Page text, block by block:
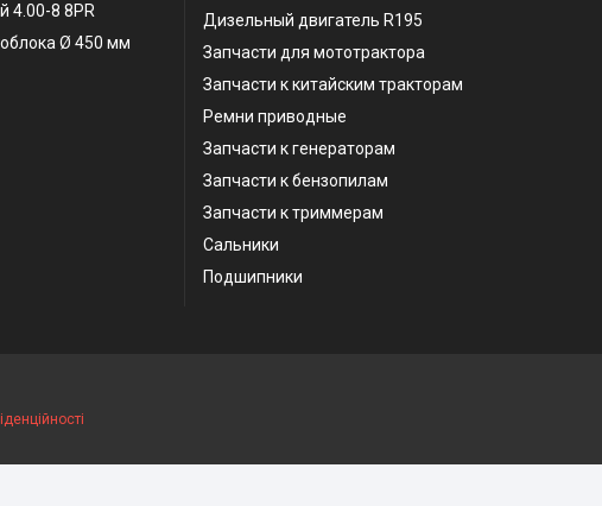
4.00-8 8PR
Ø 450 мм
Дизельный двигатель R195
Запчасти для мототрактора
Запчасти к китайским тракторам
Ремни приводные
Запчасти к генераторам
Запчасти к бензопилам
Запчасти к триммерам
Сальники
Подшипники